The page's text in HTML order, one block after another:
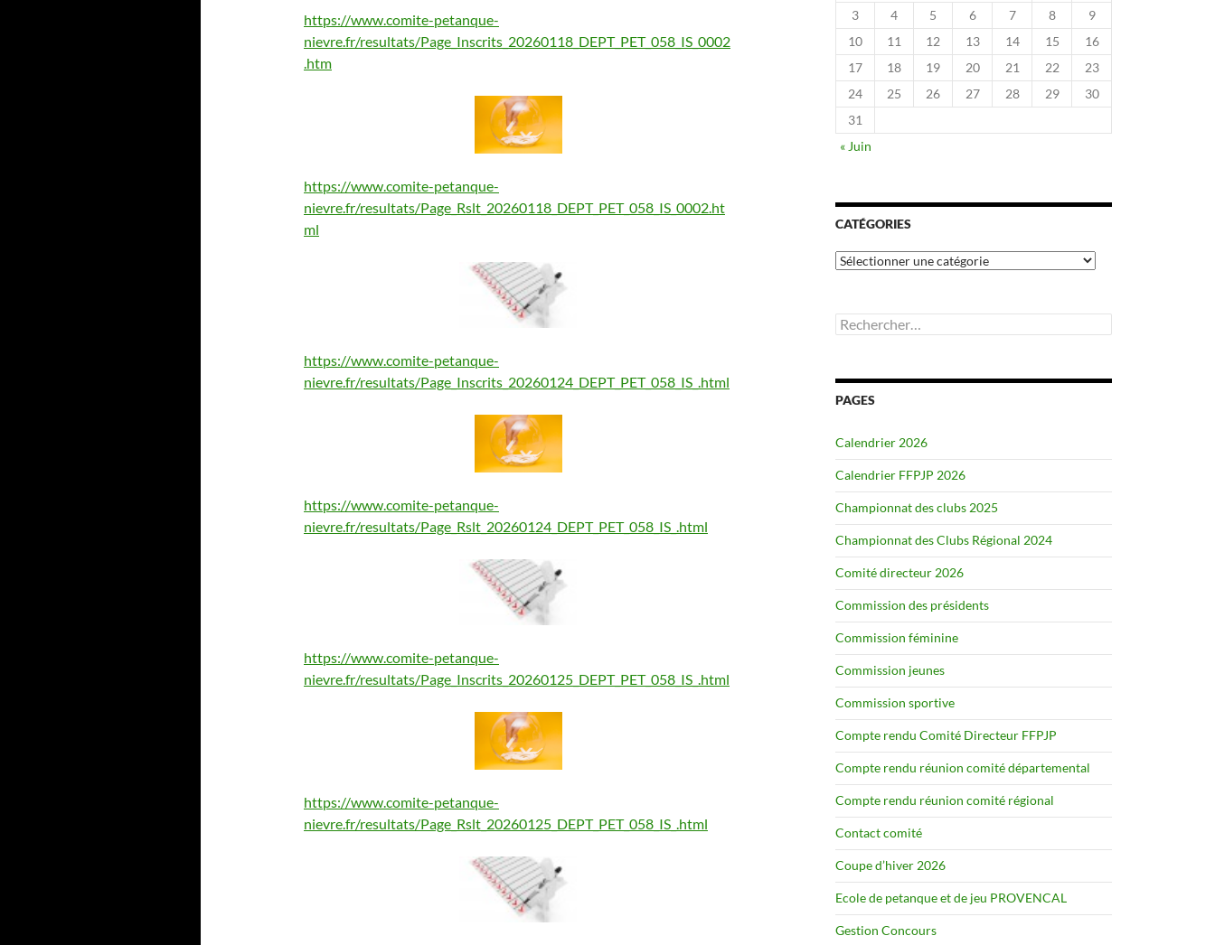
https://www.comite-petanque-
nievre.fr/resultats/Page_Inscrits_20260118_DEPT_PET_058_IS_0002
.htm
https://www.comite-petanque-
nievre.fr/resultats/Page_Rslt_20260118_DEPT_PET_058_IS_0002.ht
ml
https://www.comite-petanque-
nievre.fr/resultats/Page_Inscrits_20260124_DEPT_PET_058_IS_.html
https://www.comite-petanque-
nievre.fr/resultats/Page_Rslt_20260124_DEPT_PET_058_IS_.html
https://www.comite-petanque-
nievre.fr/resultats/Page_Inscrits_20260125_DEPT_PET_058_IS_.html
https://www.comite-petanque-
nievre.fr/resultats/Page_Rslt_20260125_DEPT_PET_058_IS_.html
3
4 5 6 7 8
9
10
11 12 13 14 15
16
17
18 19 20 21 22
23
24
25 26 27 28 29
30
31
« Juin
CATÉGORIES
Catégories
Rechercher :
PAGES
Calendrier 2026
Calendrier FFPJP 2026
Championnat des clubs 2025
Championnat des Clubs Régional 2024
Comité directeur 2026
Commission des présidents
Commission féminine
Commission jeunes
Commission sportive
Compte rendu Comité Directeur FFPJP
Compte rendu réunion comité départemental
Compte rendu réunion comité régional
Contact comité
Coupe d’hiver 2026
Ecole de petanque et de jeu PROVENCAL
Gestion Concours